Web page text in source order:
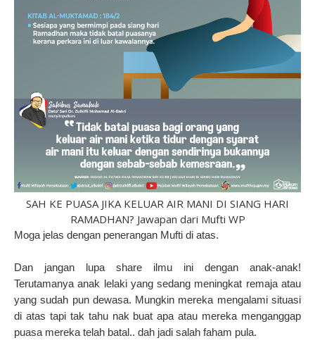
SAH KE PUASA JIKA KELUAR AIR MANI DI SIANG HARI
RAMADHAN? Jawapan dari Mufti WP
Moga jelas dengan penerangan Mufti di atas.
Dan jangan lupa share ilmu ini dengan anak-anak!
Terutamanya anak lelaki yang sedang meningkat remaja atau
yang sudah pun dewasa. Mungkin mereka mengalami situasi
di atas tapi tak tahu nak buat apa atau mereka menganggap
puasa mereka telah batal.. dah jadi salah faham pula.